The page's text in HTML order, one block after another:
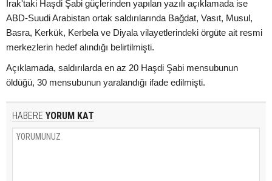
Irak'taki Haşdi Şabi güçlerinden yapılan yazılı açıklamada ise
ABD-Suudi Arabistan ortak saldırılarında Bağdat, Vasıt, Musul,
Basra, Kerkük, Kerbela ve Diyala vilayetlerindeki örgüte ait resmi
merkezlerin hedef alındığı belirtilmişti.
Açıklamada, saldırılarda en az 20 Haşdi Şabi mensubunun
öldüğü, 30 mensubunun yaralandığı ifade edilmişti.
HABERE YORUM KAT